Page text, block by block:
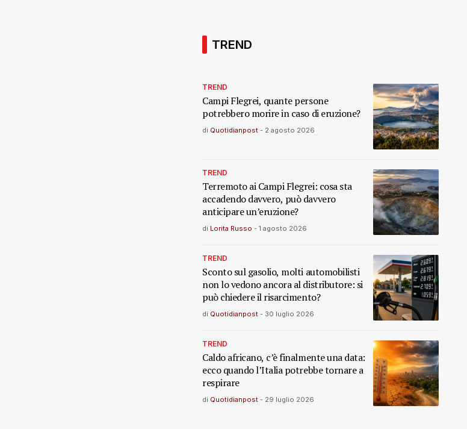
TREND
TREND
Campi Flegrei, quante persone
potrebbero morire in caso di eruzione?
di Quotidianpost - 2 agosto 2026
TREND
Terremoto ai Campi Flegrei: cosa sta
accadendo davvero, può davvero
anticipare un’eruzione?
di Lorita Russo - 1 agosto 2026
TREND
Sconto sul gasolio, molti automobilisti
non lo vedono ancora al distributore: si
può chiedere il risarcimento?
di Quotidianpost - 30 luglio 2026
TREND
Caldo africano, c’è finalmente una data:
ecco quando l’Italia potrebbe tornare a
respirare
di Quotidianpost - 29 luglio 2026